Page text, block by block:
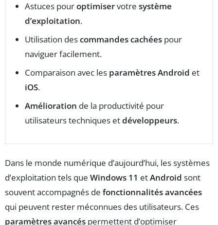
Astuces pouroptimiservotre système
d’exploitation.
Utilisation descommandes cachées pour
naviguer facilement.
Comparaison avec les paramètres Android et
iOS.
Amélioration de la productivité pour
utilisateurs techniques etdéveloppeurs.
Dans le monde numérique d’aujourd’hui, les systèmes
d’exploitation tels que Windows 11 etAndroid sont
souvent accompagnés de fonctionnalités avancées
qui peuvent rester méconnues des utilisateurs. Ces
paramètres avancés permettent d’optimiser